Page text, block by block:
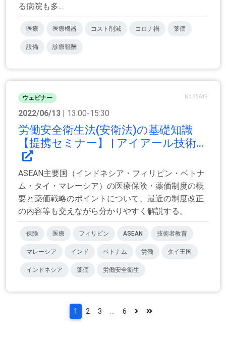
る病院も多...
医療 医療機器 コスト削減 コロナ禍 薬価
設備 診療報酬
ウェビナー No.25649
2022/06/13 | 13:00-15:30
労働安全衛生法(安衛法)の基礎知識
【提携セミナー】 | アイアール技術...
ASEAN主要国（インドネシア・フィリピン・ベトナ
ム・タイ・マレーシア）の医療保険・薬価制度の概
要と薬価戦略のポイントについて、最近の制度改正
の内容等も交えながら分かりやすく解説する。
保険 医療 フィリピン ASEAN 技術者教育
マレーシア インド ベトナム 労働 タイ王国
インドネシア 薬価 労働安全衛生
1 2 3 ... 6